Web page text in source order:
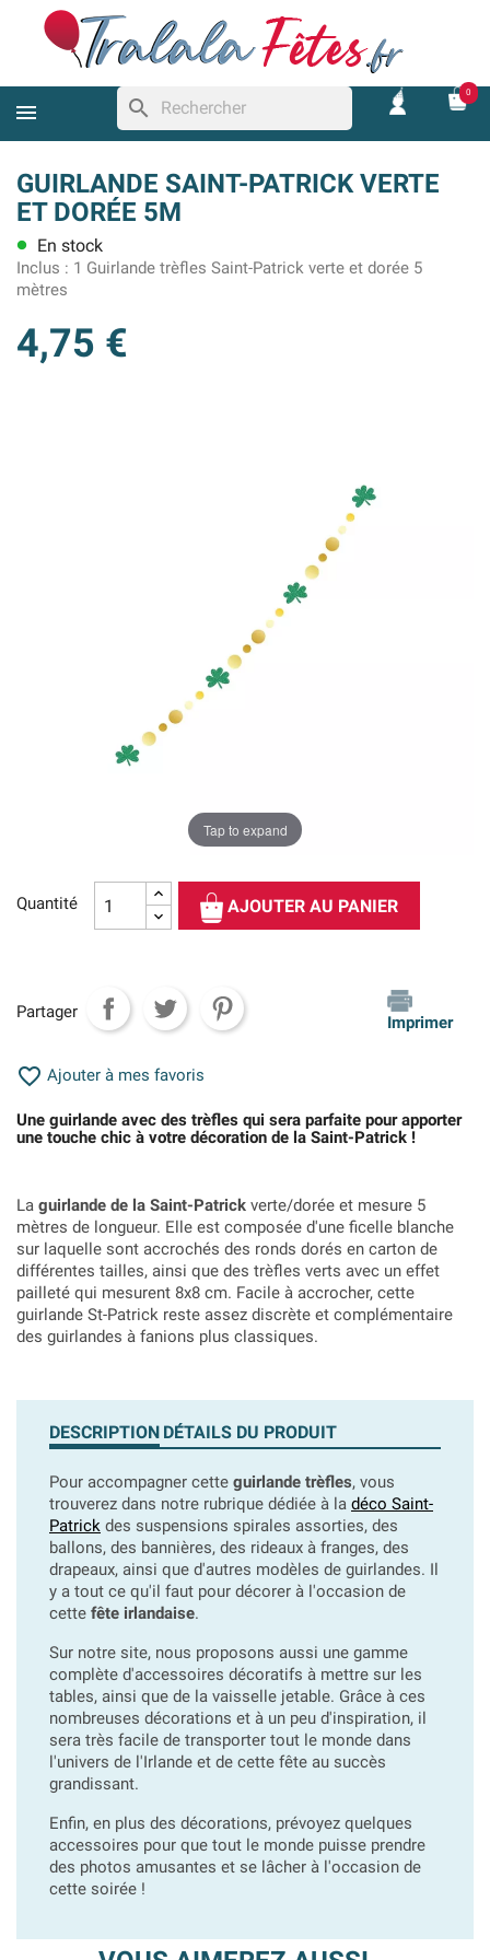
search
0
GUIRLANDE SAINT-PATRICK VERTE
ET DORÉE 5M
lens En stock
Inclus : 1 Guirlande trèfles Saint-Patrick verte et dorée 5
mètres
4,75 €
Tap to expand
Quantité AJOUTER AU PANIER
Partager
Imprimer
 Ajouter à mes favoris
Une guirlande avec des trèfles qui sera parfaite pour apporter
une touche chic à votre décoration de la Saint-Patrick !
La guirlande de la Saint-Patrick verte/dorée et mesure 5
mètres de longueur. Elle est composée d'une ficelle blanche
sur laquelle sont accrochés des ronds dorés en carton de
différentes tailles, ainsi que des trèfles verts avec un effet
pailleté qui mesurent 8x8 cm. Facile à accrocher, cette
guirlande St-Patrick reste assez discrète et complémentaire
des guirlandes à fanions plus classiques.
DESCRIPTION DÉTAILS DU PRODUIT
Pour accompagner cette guirlande trèfles, vous
trouverez dans notre rubrique dédiée à la déco Saint-
Patrick des suspensions spirales assorties, des
ballons, des bannières, des rideaux à franges, des
drapeaux, ainsi que d'autres modèles de guirlandes. Il
y a tout ce qu'il faut pour décorer à l'occasion de
cette fête irlandaise.
Sur notre site, nous proposons aussi une gamme
complète d'accessoires décoratifs à mettre sur les
tables, ainsi que de la vaisselle jetable. Grâce à ces
nombreuses décorations et à un peu d'inspiration, il
sera très facile de transporter tout le monde dans
l'univers de l'Irlande et de cette fête au succès
grandissant.
Enfin, en plus des décorations, prévoyez quelques
accessoires pour que tout le monde puisse prendre
des photos amusantes et se lâcher à l'occasion de
cette soirée !